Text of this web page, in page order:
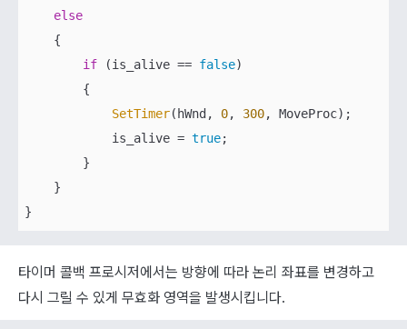
else
    {
if (is_alive == false)
        {
SetTimer(hWnd, 0, 300, MoveProc);
            is_alive =
true;
        }
    }
}
타이머 콜백 프로시저에서는 방향에 따라 논리 좌표를 변경하고
다시 그릴 수 있게 무효화 영역을 발생시킵니다.